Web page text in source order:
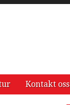
Kontakt oss